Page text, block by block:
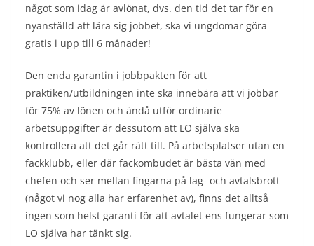
något som idag är avlönat, dvs. den tid det tar för en
nyanställd att lära sig jobbet, ska vi ungdomar göra
gratis i upp till 6 månader!
Den enda garantin i jobbpakten för att
praktiken/utbildningen inte ska innebära att vi jobbar
för 75% av lönen och ändå utför ordinarie
arbetsuppgifter är dessutom att LO själva ska
kontrollera att det går rätt till. På arbetsplatser utan en
fackklubb, eller där fackombudet är bästa vän med
chefen och ser mellan fingarna på lag- och avtalsbrott
(något vi nog alla har erfarenhet av), finns det alltså
ingen som helst garanti för att avtalet ens fungerar som
LO själva har tänkt sig.